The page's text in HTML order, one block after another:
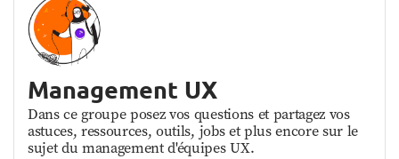
Management UX
Dans ce groupe posez vos questions et partagez vos
astuces, ressources, outils, jobs et plus encore sur le
sujet du management d'équipes UX.